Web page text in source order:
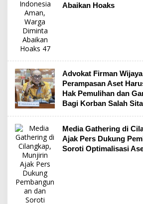
Abaikan Hoaks
Advokat Firman
Perampasan Aset
Hak Pemulihan dan
Bagi Korban Salah Sita
Media Gathering di
Ajak Pers Dukung
Soroti Optimalisasi